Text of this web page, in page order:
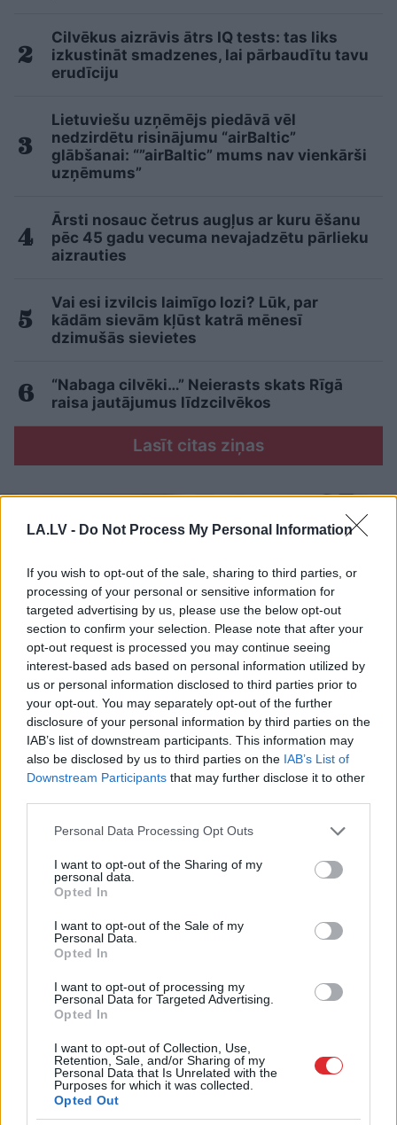
LA.LV - Do Not Process My Personal Information
If you wish to opt-out of the sale, sharing to third parties, or
processing of your personal or sensitive information for
targeted advertising by us, please use the below opt-out
section to confirm your selection. Please note that after your
opt-out request is processed you may continue seeing
interest-based ads based on personal information utilized by
us or personal information disclosed to third parties prior to
your opt-out. You may separately opt-out of the further
disclosure of your personal information by third parties on the
IAB’s list of downstream participants. This information may
also be disclosed by us to third parties on the IAB’s List of
Downstream Participants that may further disclose it to other
Please note that this website/app uses one or more Google
not limited to your visit or usage behaviour. You may click to
grant or deny consent to Google and its third-party tags to
use your data for below specified purposes in below Google
consent section.
Personal Data Processing Opt Outs
I want to opt-out of the Sharing of my
personal data.
Opted In
I want to opt-out of the Sale of my
Personal Data.
Opted In
I want to opt-out of processing my
Personal Data for Targeted Advertising.
Opted In
I want to opt-out of Collection, Use,
Retention, Sale, and/or Sharing of my
Personal Data that Is Unrelated with the
Purposes for which it was collected.
Opted Out
Cilvēkus aizrāvis ātrs IQ tests: tas liks
izkustināt smadzenes, lai pārbaudītu tavu
erudīciju
Lietuviešu uzņēmējs piedāvā vēl
nedzirdētu risinājumu “airBaltic”
glābšanai: “”airBaltic” mums nav vienkārši
uzņēmums”
Ārsti nosauc četrus augļus ar kuru ēšanu
pēc 45 gadu vecuma nevajadzētu pārlieku
aizrauties
Vai esi izvilcis laimīgo lozi? Lūk, par
kādām sievām kļūst katrā mēnesī
dzimušās sievietes
“Nabaga cilvēki…” Neierasts skats Rīgā
raisa jautājumus līdzcilvēkos
Lasīt citas ziņas
“500bērni vieni bez
mammas un tēta!” Aiz
skaitļiem par
bērnunamiem slēpjas
trauma, birokrātija un
atbalsta trūkums
“Paldies, ka atnācāt pie
mums ciemos!” Putina
vizītes laikā Sibīrijā
noticis īsts “brīnums”
Priekules
traģēdijas
lietā jauns pavērsiens:
aizstāvis vērsies tiesā